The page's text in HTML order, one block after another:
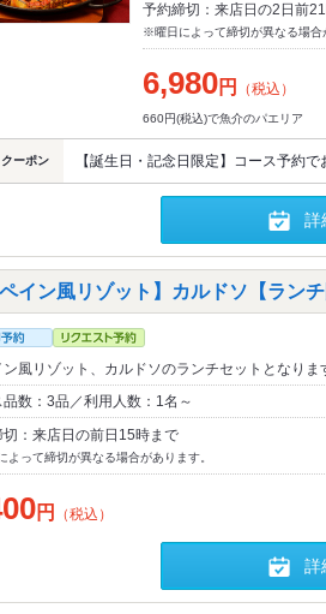
予約締切：来店日の2日前
※曜日によって締切が異なる場合
6,980円 （税込）
660円(税込)で魚介のパエリア
クーポン 【誕生日・記念日限定】コース予約
詳
ペイン風リゾット】カルドソ【ランチ
ン風リゾット、カルドソのランチセットとなりま
品数：3品／利用人数：1名～
切：来店日の前日15時まで
よって締切が異なる場合があります。
円 （税込）
詳